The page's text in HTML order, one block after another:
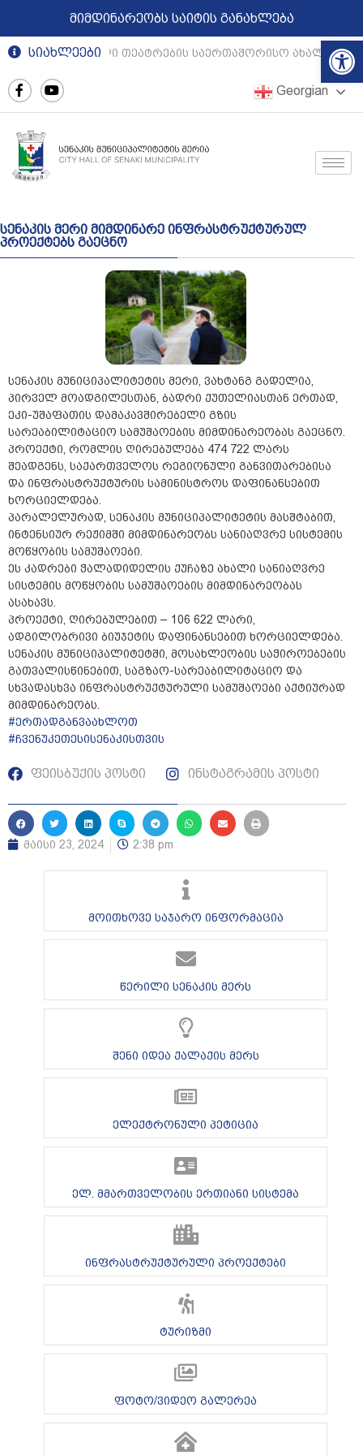
მიმდინარეობს საიტის განახლება
სიახლეები
რეგიონული თეატრების საერთაშორისო
Georgian
სენაკის მერი მიმდინარე ინფრასტრუქტურულ
პროექტებს გაეცნო
სენაკის მუნიციპალიტეტის მერი, ვახტანგ გადელია,
პირველ მოადგილესთან, ბადრი ქუთელიასთან ერთად,
ეკი-უშაფათის დამაკავშირებელი გზის
სარეაბილიტაციო სამუშაოების მიმდინარეობას გაეცნო.
პროექტი, რომლის ღირებულება 474 722 ლარს
შეადგენს, საქართველოს რეგიონული განვითარებისა
და ინფრასტრუქტურის სამინისტროს დაფინანსებით
ხორციელდება.
პარალელურად, სენაკის მუნიციპალიტეტის მასშტაბით,
ინტენსიურ რეჟიმში მიმდინარეობს სანიაღვრე სისტემის
მოწყობის სამუშაოები.
ეს კადრები ჭალადიდელის ქუჩაზე ახალი სანიაღვრე
სისტემის მოწყობის სამუშაოების მიმდინარეობას
ასახავს.
პროექტი, ღირებულებით – 106 622 ლარი,
ადგილობრივი ბიუჯეტის დაფინანსებით ხორციელდება.
სენაკის მუნიციპალიტეტში, მოსახლეობის საჭიროებების
გათვალისწინებით, საგზაო-სარეაბილიტაციო და
სხვადასხვა ინფრასტრუქტურული სამუშაოები აქტიურად
მიმდინარეობს.
#ერთადგანვაახლოთ
#ჩვენუკეთესისენაკისთვის
ფეისბუქის პოსტი ინსტაგრამის პოსტი
მაისი 23, 2024 2:38 pm
მოითხოვე საჯარო ინფორმაცია
წერილი სენაკის მერს
შენი იდეა ქალაქის მერს
ელექტრონული პეტიცია
ელ. მმართველობის ერთიანი სისტემა
ინფრასტრუქტურული პროექტები
ტურიზმი
ფოტო/ვიდეო გალერეა